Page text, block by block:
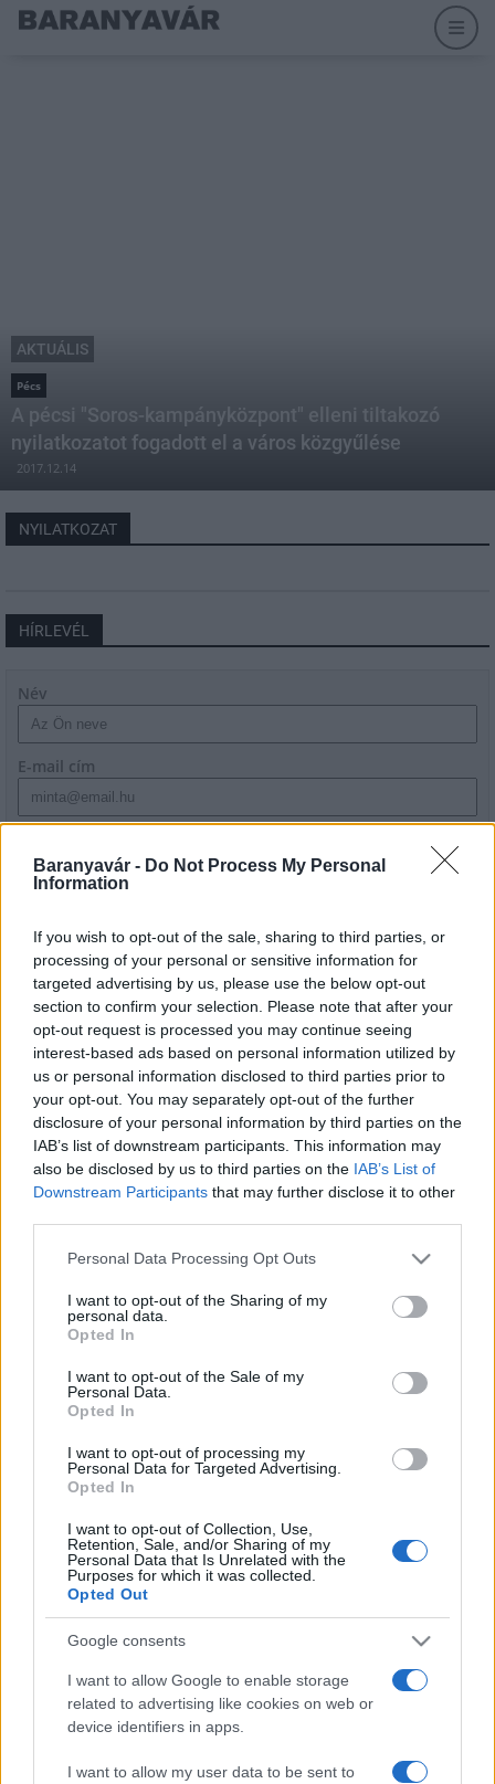
Baranyavár - Do Not Process My Personal
Information
If you wish to opt-out of the sale, sharing to third parties, or
processing of your personal or sensitive information for
targeted advertising by us, please use the below opt-out
section to confirm your selection. Please note that after your
opt-out request is processed you may continue seeing
interest-based ads based on personal information utilized by
us or personal information disclosed to third parties prior to
your opt-out. You may separately opt-out of the further
disclosure of your personal information by third parties on the
IAB’s list of downstream participants. This information may
also be disclosed by us to third parties on the IAB’s List of
Downstream Participants that may further disclose it to other
Please note that this website/app uses one or more Google
not limited to your visit or usage behaviour. You may click to
grant or deny consent to Google and its third-party tags to
use your data for below specified purposes in below Google
consent section.
Personal Data Processing Opt Outs
I want to opt-out of the Sharing of my
personal data.
Opted In
I want to opt-out of the Sale of my
Personal Data.
Opted In
I want to opt-out of processing my
Personal Data for Targeted Advertising.
Opted In
I want to opt-out of Collection, Use,
Retention, Sale, and/or Sharing of my
Personal Data that Is Unrelated with the
Purposes for which it was collected.
Opted Out
Google consents
I want to allow Google to enable storage
related to advertising like cookies on web or
device identifiers in apps.
I want to allow my user data to be sent to
AKTUÁLIS
Pécs
A pécsi "Soros-kampányközpont" elleni tiltakozó
nyilatkozatot fogadott el a város közgyűlése
2017.12.14
NYILATKOZAT
HÍRLEVÉL
Név
E-mail cím
szabályzatot!
HÍRDETÉS
LEGFRISSEBB
Helyi hírek
Amire többmillióan vártunk: szombattól
másodfokúra csökken a riasztás
Országos hírek
továbbképzésekkel erősít a Gál Ferenc
Egyetem
Országos hírek
HÍRDETÉS
HÍRDETÉS